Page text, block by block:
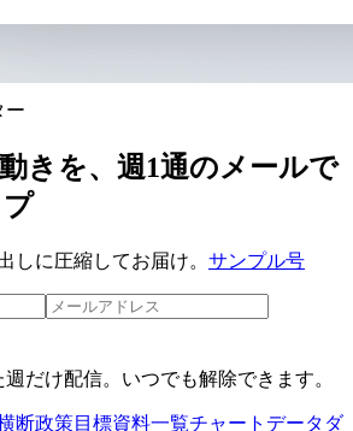
ー
きを、週1通のメールで
しに圧縮してお届け。 サンプル号
だけ配信。いつでも解除できます。
断政策目標資料一覧チャートデータ ダ